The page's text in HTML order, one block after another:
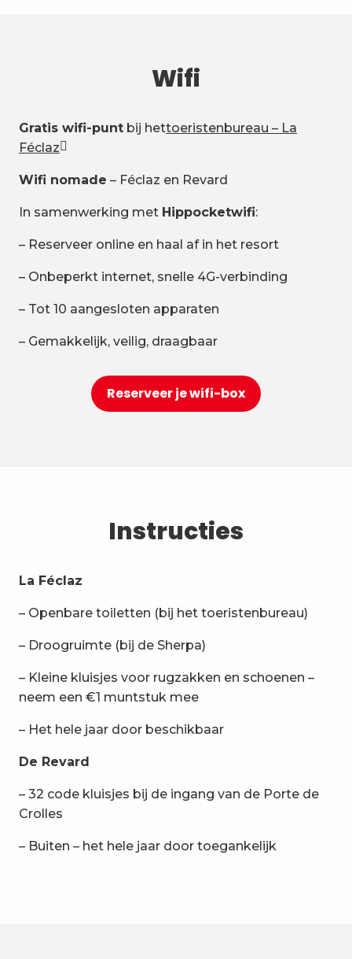
Wifi
Gratis wifi-punt bij hettoeristenbureau – La
Féclaz
Wifi nomade – Féclaz en Revard
In samenwerking met Hippocketwifi:
– Reserveer online en haal af in het resort
– Onbeperkt internet, snelle 4G-verbinding
– Tot 10 aangesloten apparaten
– Gemakkelijk, veilig, draagbaar
Reserveer je wifi-box
Instructies
La Féclaz
– Openbare toiletten (bij het toeristenbureau)
– Droogruimte (bij de Sherpa)
– Kleine kluisjes voor rugzakken en schoenen –
neem een €1 muntstuk mee
– Het hele jaar door beschikbaar
De Revard
– 32 code kluisjes bij de ingang van de Porte de
Crolles
– Buiten – het hele jaar door toegankelijk